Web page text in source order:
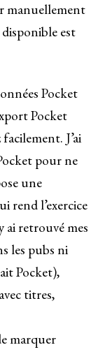
manuellement
disponible est
Pocket
Pocket
J’ai
pour ne
une
rend l’exercice
ai retrouvé mes
les pubs ni
Pocket),
titres,
marquer